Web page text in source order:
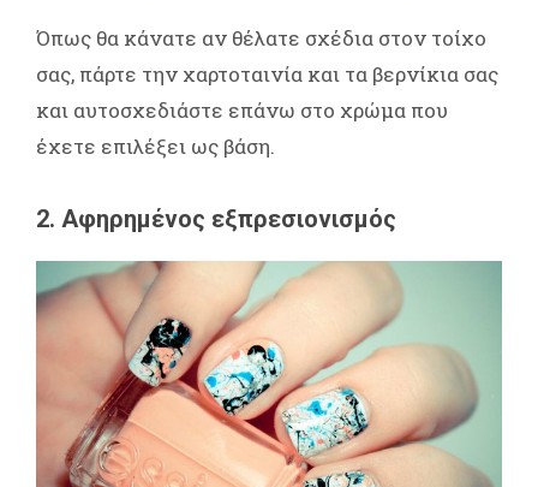
Όπως θα κάνατε αν θέλατε σχέδια στον τοίχο
σας, πάρτε την χαρτοταινία και τα βερνίκια σας
και αυτοσχεδιάστε επάνω στο χρώμα που
έχετε επιλέξει ως βάση.
2. Αφηρημένος εξπρεσιονισμός